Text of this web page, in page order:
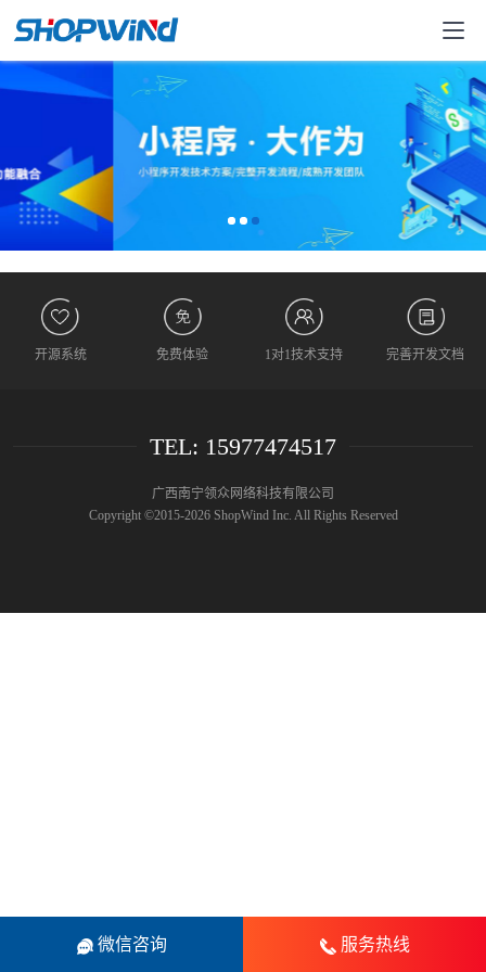
开源系统 免费体验 1对1技术支持 完善开发文档
TEL: 15977474517
广西南宁领众网络科技有限公司
Copyright ©2015-2026 ShopWind Inc. All Rights Reserved
微信咨询 服务热线